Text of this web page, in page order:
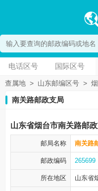
电话区号 国际区号
查属地 > 山东邮编区号 >
南关路邮政支局
山东省烟台市南关路邮
邮局名称 南关路
邮政编码 265699
所在地区 山东省